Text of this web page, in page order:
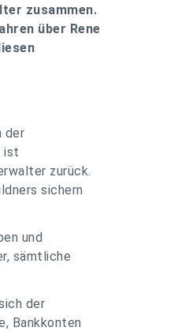
zusammen.
über Rene
der
ist
zurück.
sichern
und
sämtliche
der
Bankkonten